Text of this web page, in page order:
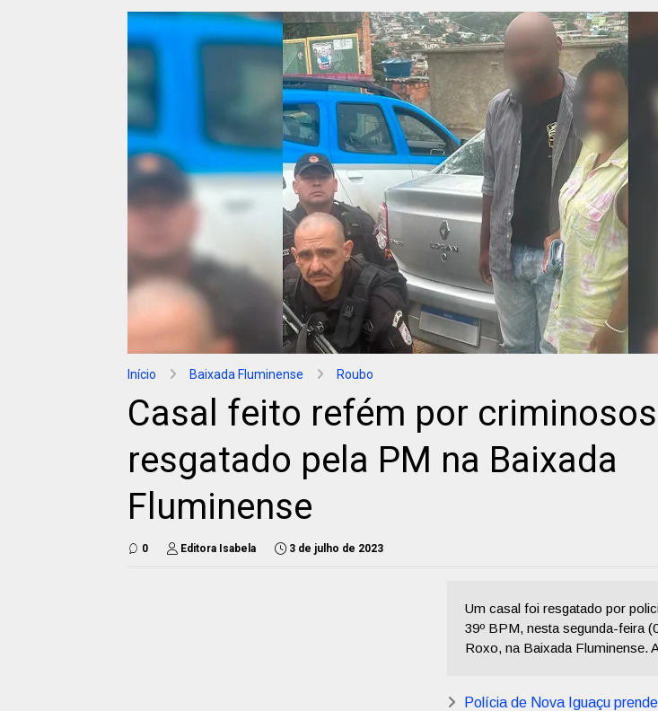
Início Baixada Fluminense Roubo
Casal feito refém por
resgatado pela PM na Baixada
Fluminense
0 Editora Isabela 3 de julho de 2023
Um casal foi resgatado por
39º BPM, nesta segunda-feira
Roxo, na Baixada Fluminense.
Polícia de Nova Iguaçu